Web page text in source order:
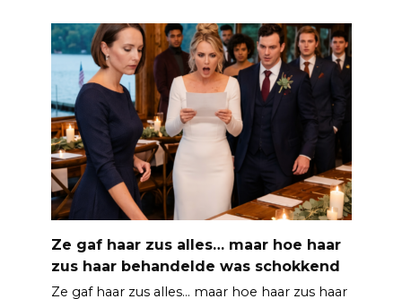
Ze gaf haar zus alles… maar hoe haar
zus haar behandelde was schokkend
Ze gaf haar zus alles… maar hoe haar zus haar